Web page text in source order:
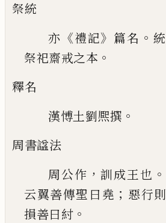
祭統
亦 《禮記》 篇名 。
祭祀齋戒之本 。
釋名
漢愽土劉熈撰 。
周書諡法
周公作 ，訓成王也 。
云翼善傳聖曰堯 ； 惡行
損善曰紂 。